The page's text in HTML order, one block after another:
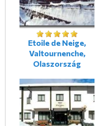
Etoile de Neige,
Valtournenche,
Olaszország